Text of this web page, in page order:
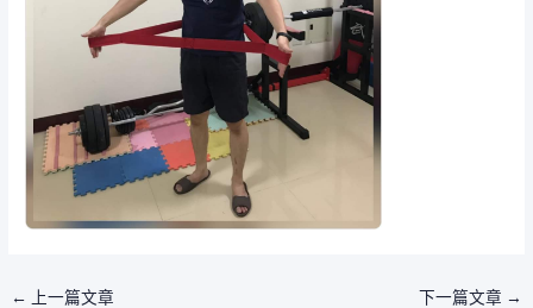
← 上一篇文章 下一篇文章 →